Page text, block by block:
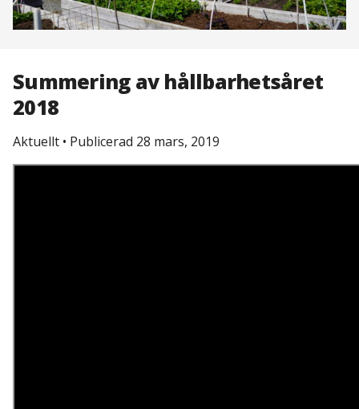
Summering av hållbarhetsåret
2018
Aktuellt • Publicerad 28 mars, 2019